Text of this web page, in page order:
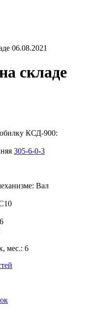
06.08.2021
складе
КСД-900:
305-6-0-3
Вал
мес.: 6